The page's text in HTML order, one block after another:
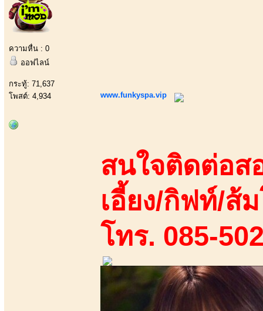
ความหื่น : 0
ออฟไลน์
กระทู้: 71,637
โพสต์: 4,934
www.funkyspa.vip
สนใจติดต่อส
เอี้ยง/กิฟท์/ส้
โทร. 085-